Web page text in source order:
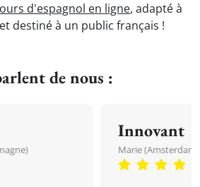
d'espagnol en ligne, adapté à
destiné à un public français !
de nous :
Innovant
Marie (Amsterdam,